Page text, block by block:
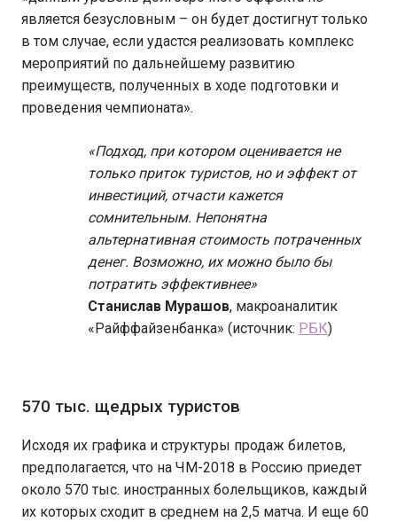
является безусловным – он будет достигнут только
в том случае, если удастся реализовать комплекс
мероприятий по дальнейшему развитию
преимуществ, полученных в ходе подготовки и
проведения чемпионата».
«Подход, при котором оценивается не
только приток туристов, но и эффект от
инвестиций, отчасти кажется
сомнительным. Непонятна
альтернативная стоимость потраченных
денег. Возможно, их можно было бы
потратить эффективнее»
Станислав Мурашов, макроаналитик
«Райффайзенбанка» (источник: РБК)
570 тыс. щедрых туристов
Исходя их графика и структуры продаж билетов,
предполагается, что на ЧМ-2018 в Россию приедет
около 570 тыс. иностранных болельщиков, каждый
их которых сходит в среднем на 2,5 матча. И еще 60